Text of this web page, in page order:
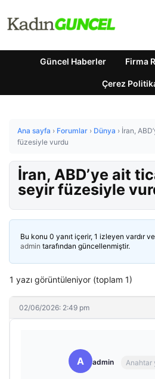
Güncel Haberler Firma
Çerez
Ana sayfa › Forumlar › Dünya › İran,
füzesiyle vurdu
İran, ABD’ye ait
seyir füzesiyle
Bu konu 0 yanıt içerir, 1 izleyen vardır
admin tarafından güncellenmiştir.
1 yazı görüntüleniyor (toplam 1)
02/06/2026: 2:49 pm
A admin Anahtar